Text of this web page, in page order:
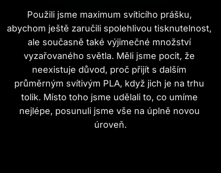
Použili jsme maximum svíticího prášku,
abychom ještě zaručili spolehlivou tisknutelnost,
ale současně také výjimečné množství
vyzařovaného světla. Měli jsme pocit, že
neexistuje důvod, proč přijít s dalším
průměrným svítivým PLA, když jich je na trhu
tolik. Místo toho jsme udělali to, co umíme
nejlépe, posunuli jsme vše na úplně novou
úroveň.